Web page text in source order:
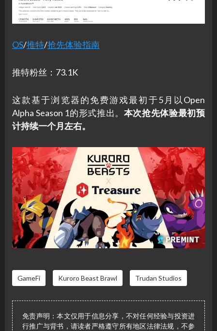
OS/推特/抢先体验指南
推特粉丝：73.1K
这款基于浏览器的免费游戏最初于5月以Open
Alpha Season 1的形式推出。 本次抢先体验最初预
计持续一个月左右。
GameFi Kuroro Beast Brawl Trudan Studios
免责声明：本文仅用于信息分享，不对任何经验与投资进
行推广与背书，请读者严格遵守所有地区法律法规，不参